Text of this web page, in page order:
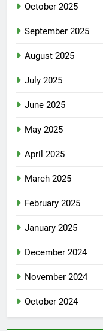
October 2025
September 2025
August 2025
July 2025
June 2025
May 2025
April 2025
March 2025
February 2025
January 2025
December 2024
November 2024
October 2024